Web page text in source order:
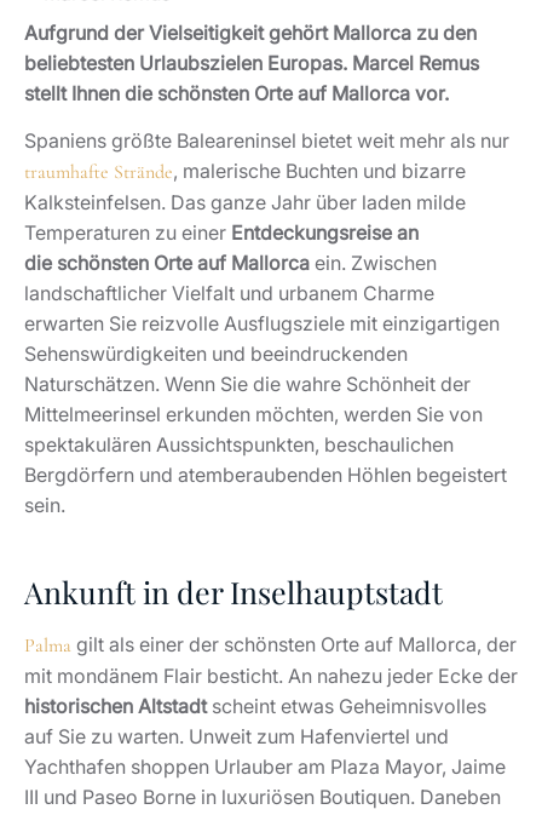
Aufgrund der Vielseitigkeit gehört Mallorca zu den
beliebtesten Urlaubszielen Europas. Marcel Remus
stellt Ihnen die schönsten Orte auf Mallorca vor.
Spaniens größte Baleareninsel bietet weit mehr als nur
traumhafte Strände, malerische Buchten und bizarre
Kalksteinfelsen. Das ganze Jahr über laden milde
Temperaturen zu einer Entdeckungsreise an
die schönsten Orte auf Mallorca ein. Zwischen
landschaftlicher Vielfalt und urbanem Charme
erwarten Sie reizvolle Ausflugsziele mit einzigartigen
Sehenswürdigkeiten und beeindruckenden
Naturschätzen. Wenn Sie die wahre Schönheit der
Mittelmeerinsel erkunden möchten, werden Sie von
spektakulären Aussichtspunkten, beschaulichen
Bergdörfern und atemberaubenden Höhlen begeistert
sein.
Ankunft in der Inselhauptstadt
Palma gilt als einer der schönsten Orte auf Mallorca, der
mit mondänem Flair besticht. An nahezu jeder Ecke der
historischen Altstadtscheint etwas Geheimnisvolles
auf Sie zu warten. Unweit zum Hafenviertel und
Yachthafen shoppen Urlauber am Plaza Mayor, Jaime
III und Paseo Borne in luxuriösen Boutiquen. Daneben